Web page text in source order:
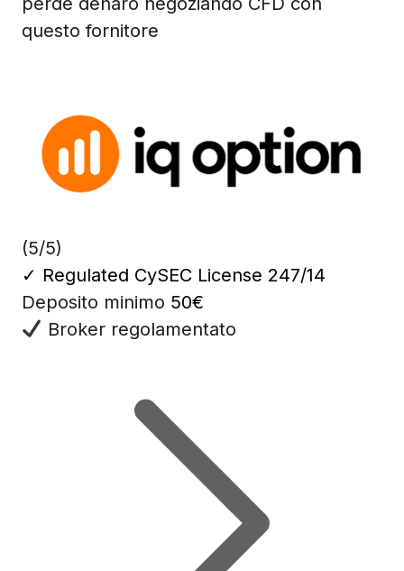
questo fornitore
(5/5)
✓ Regulated CySEC License 247/14
Deposito minimo 50€
Broker regolamentato